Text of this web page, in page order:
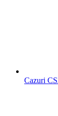
Cazuri